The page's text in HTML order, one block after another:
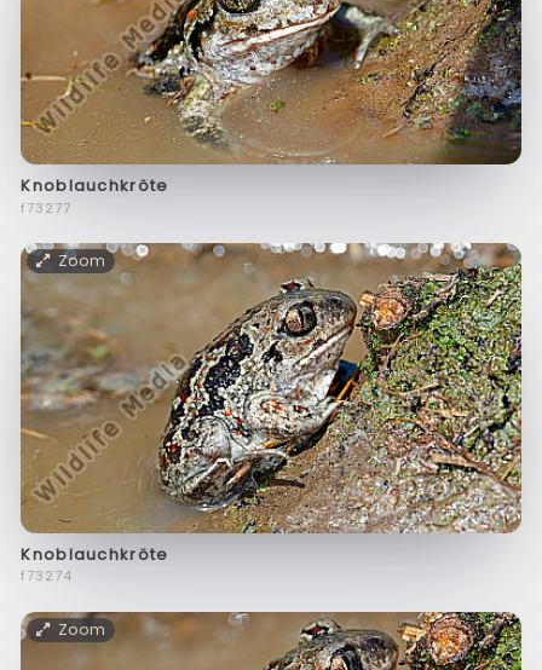
Knoblauchkröte
f73277
Zoom
Knoblauchkröte
f73274
Zoom